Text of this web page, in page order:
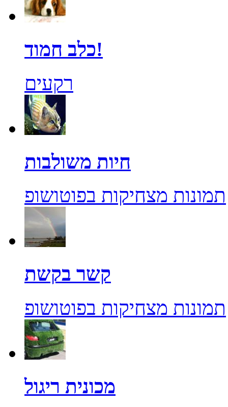
כלב חמוד!
רקעים
חיות משולבות
תמונות מצחיקות בפוטושופ
קשר בקשת
תמונות מצחיקות בפוטושופ
מכונית ריגול